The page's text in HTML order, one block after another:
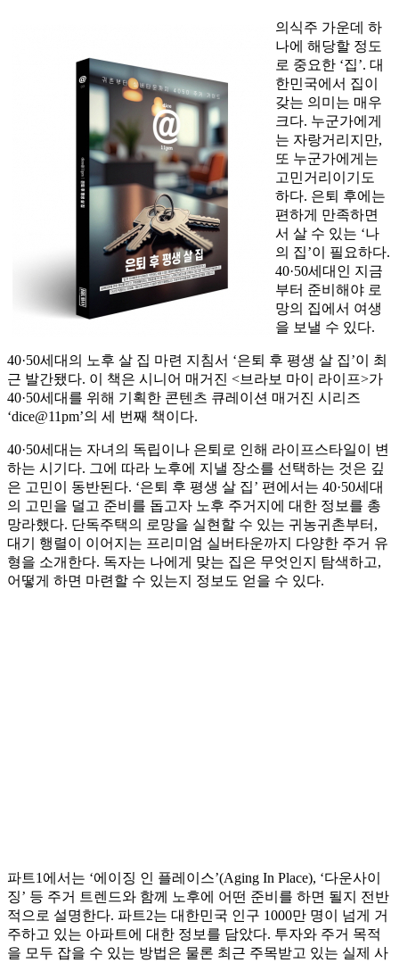
의식주 가운데 하
나에 해당할 정도
로 중요한 ‘집’. 대
한민국에서 집이
갖는 의미는 매우
크다. 누군가에게
는 자랑거리지만,
또 누군가에게는
고민거리이기도
하다. 은퇴 후에는
편하게 만족하면
서 살 수 있는 ‘나
의 집’이 필요하다.
40·50세대인 지금
부터 준비해야 로
망의 집에서 여생
을 보낼 수 있다.
40·50세대의 노후 살 집 마련 지침서 ‘은퇴 후 평생 살 집’이 최
근 발간됐다. 이 책은 시니어 매거진 <브라보 마이 라이프>가
40·50세대를 위해 기획한 콘텐츠 큐레이션 매거진 시리즈
‘dice@11pm’의 세 번째 책이다.
40·50세대는 자녀의 독립이나 은퇴로 인해 라이프스타일이 변
하는 시기다. 그에 따라 노후에 지낼 장소를 선택하는 것은 깊
은 고민이 동반된다. ‘은퇴 후 평생 살 집’ 편에서는 40·50세대
의 고민을 덜고 준비를 돕고자 노후 주거지에 대한 정보를 총
망라했다. 단독주택의 로망을 실현할 수 있는 귀농귀촌부터,
대기 행렬이 이어지는 프리미엄 실버타운까지 다양한 주거 유
형을 소개한다. 독자는 나에게 맞는 집은 무엇인지 탐색하고,
어떻게 하면 마련할 수 있는지 정보도 얻을 수 있다.
파트1에서는 ‘에이징 인 플레이스’(Aging In Place), ‘다운사이
징’ 등 주거 트렌드와 함께 노후에 어떤 준비를 하면 될지 전반
적으로 설명한다. 파트2는 대한민국 인구 1000만 명이 넘게 거
주하고 있는 아파트에 대한 정보를 담았다. 투자와 주거 목적
을 모두 잡을 수 있는 방법은 물론 최근 주목받고 있는 실제 사